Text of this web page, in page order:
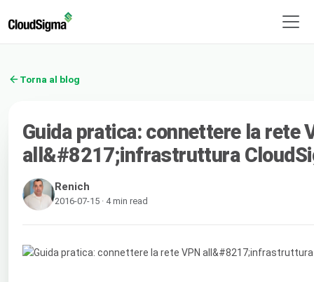
Torna al blog
Guida pratica: connettere la rete
all&#8217;infrastruttura
Renich
2016-07-15 · 4 min read